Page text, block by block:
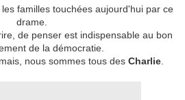
familles touchées aujourd'hui par ce
drame.
de penser est indispensable au bon
de la démocratie.
nous sommes tous des Charlie.